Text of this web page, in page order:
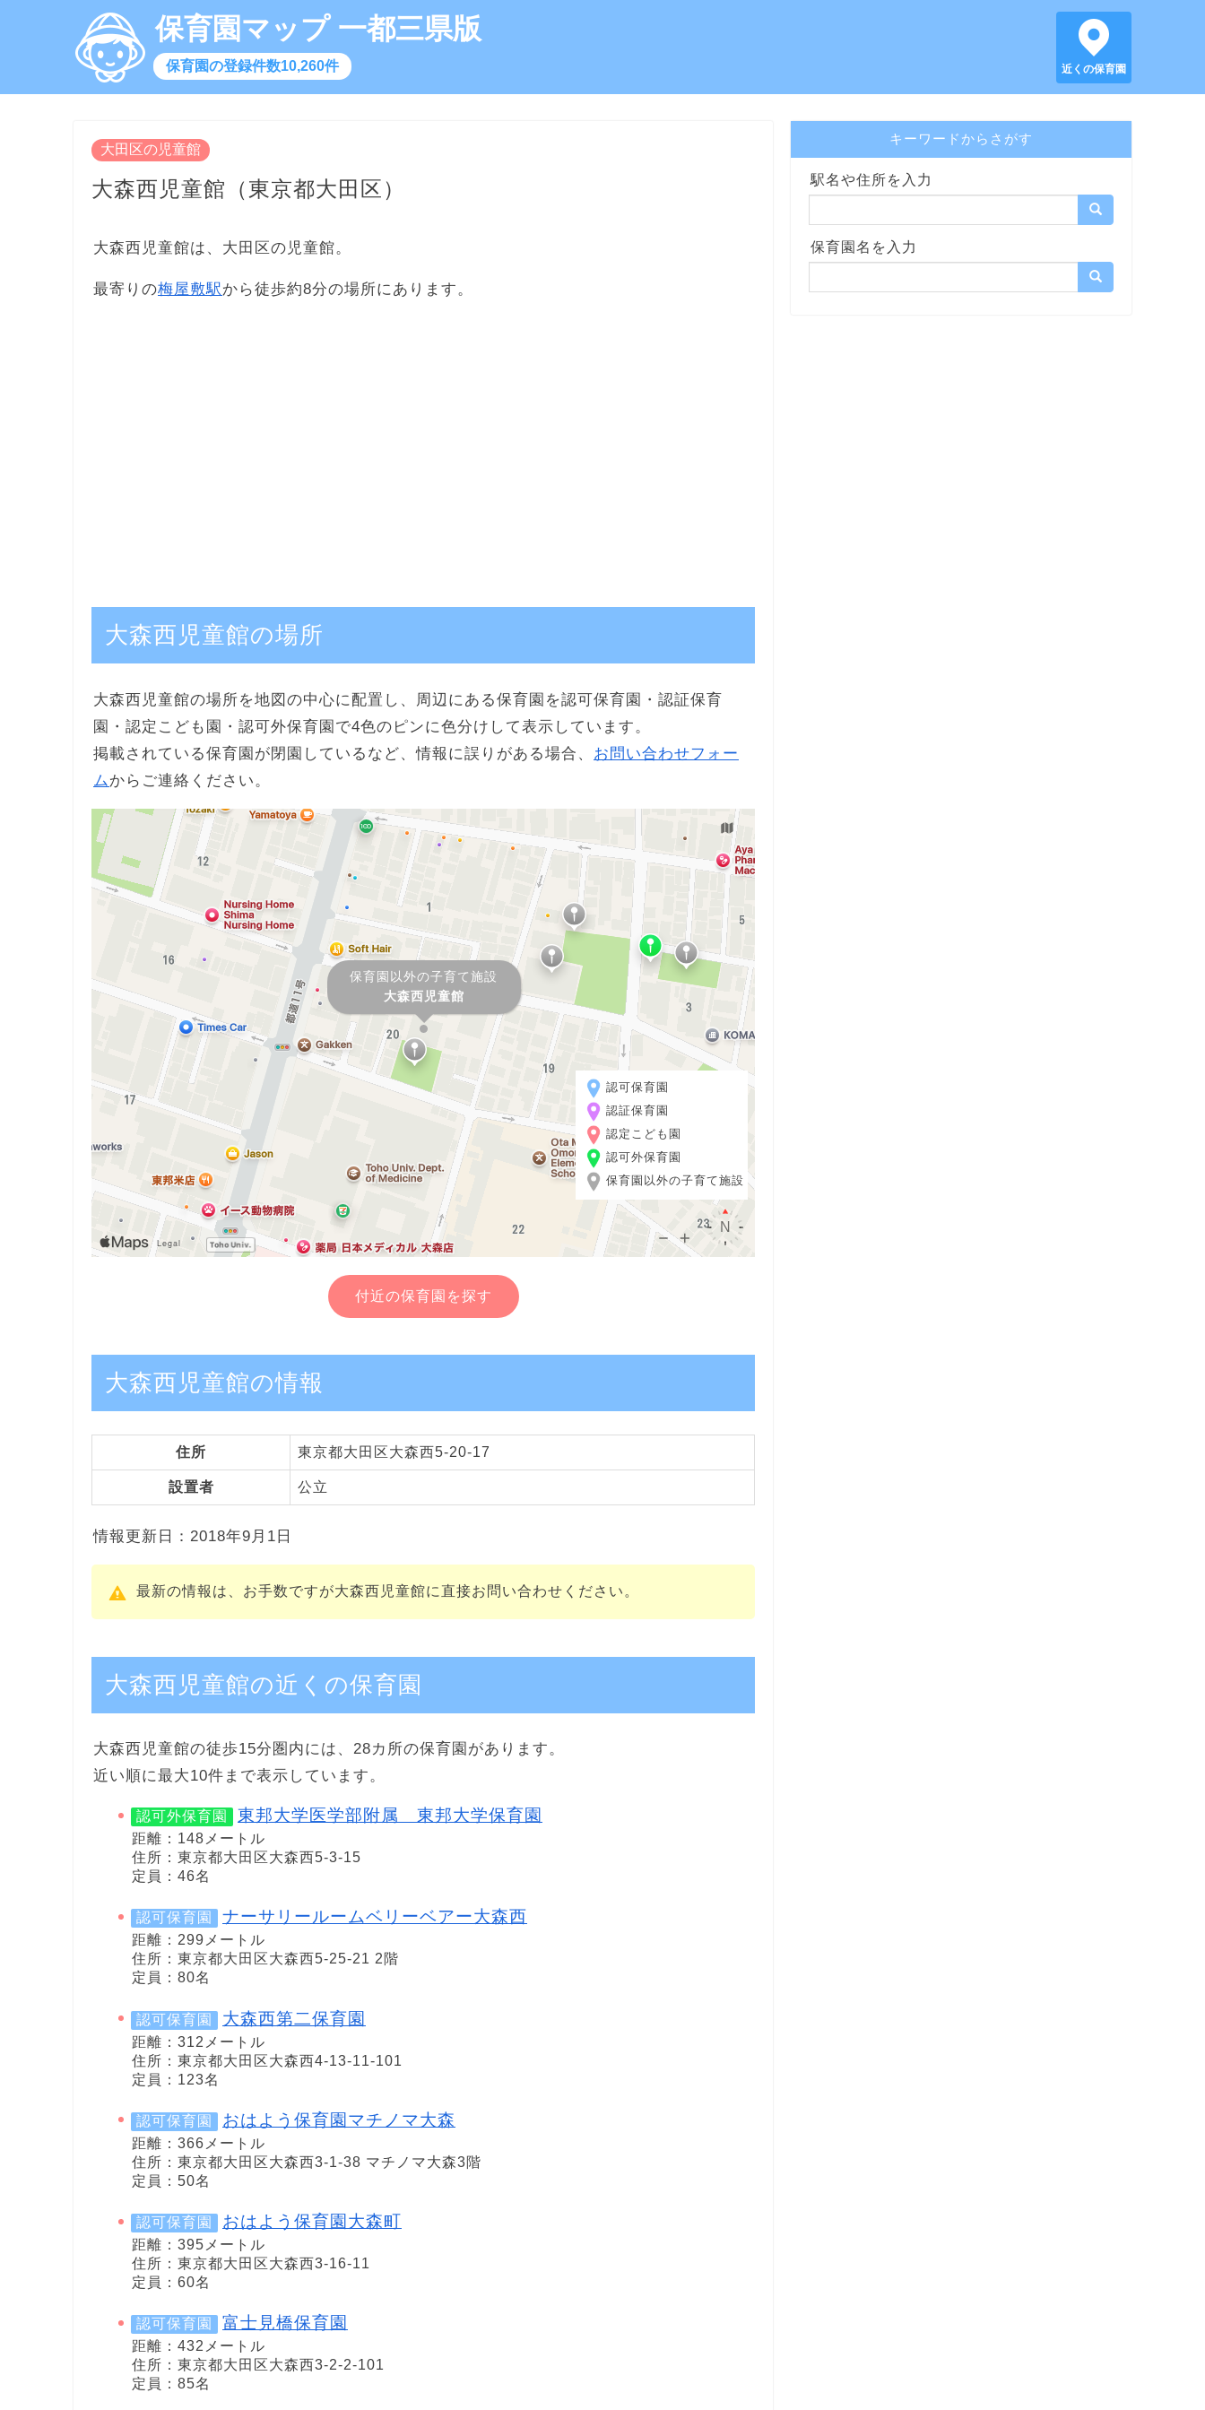
保育園マップ 一都三県版
保育園の登録件数10,260件 近くの保育園
大田区の児童館
大森西児童館（東京都大田区）
大森西児童館は、大田区の児童館。
最寄りの梅屋敷駅から徒歩約8分の場所にあります。
大森西児童館の場所
大森西児童館の場所を地図の中心に配置し、周辺にある保育園を認可保育園・認証保育
園・認定こども園・認可外保育園で4色のピンに色分けして表示しています。
掲載されている保育園が閉園しているなど、情報に誤りがある場合、 お問い合わせフォー
ム からご連絡ください。
保育園以外の子育て施設
大森西児童館
認可保育園
認証保育園
認定こども園
認可外保育園
保育園以外の子育て施設
付近の保育園を探す
大森西児童館の情報
住所 東京都大田区大森西5-20-17
設置者 公立
情報更新日：2018年9月1日
最新の情報は、お手数ですが大森西児童館に直接お問い合わせください。
大森西児童館の近くの保育園
大森西児童館の徒歩15分圏内には、28カ所の保育園があります。
近い順に最大10件まで表示しています。
認可外保育園 東邦大学医学部附属 東邦大学保育園
距離：148メートル
住所：東京都大田区大森西5-3-15
定員：46名
認可保育園 ナーサリールームベリーベアー大森西
距離：299メートル
住所：東京都大田区大森西5-25-21 2階
定員：80名
認可保育園 大森西第二保育園
距離：312メートル
住所：東京都大田区大森西4-13-11-101
定員：123名
認可保育園 おはよう保育園マチノマ大森
距離：366メートル
住所：東京都大田区大森西3-1-38 マチノマ大森3階
定員：50名
認可保育園 おはよう保育園大森町
距離：395メートル
住所：東京都大田区大森西3-16-11
定員：60名
認可保育園 富士見橋保育園
距離：432メートル
住所：東京都大田区大森西3-2-2-101
定員：85名
キーワードからさがす
駅名や住所を入力
保育園名を入力